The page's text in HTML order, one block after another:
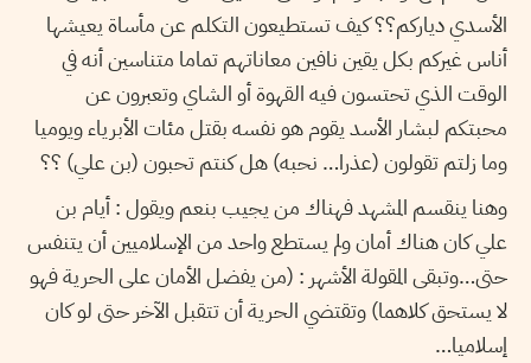
الأسدي دياركم؟؟ كيف تستطيعون التكلم عن مأساة يعيشها
أناس غيركم بكل يقين نافين معاناتهم تماما متناسين أنه في
الوقت الذي تحتسون فيه القهوة أو الشاي وتعبرون عن
محبتكم لبشار الأسد يقوم هو نفسه بقتل مئات الأبرياء ويوميا
وما زلتم تقولون (عذرا… نحبه) هل كنتم تحبون (بن علي) ؟؟
وهنا ينقسم المشهد فهناك من يجيب بنعم ويقول : أيام بن
علي كان هناك أمان ولم يستطع واحد من الإسلاميين أن يتنفس
حتى…وتبقى المقولة الأشهر : (من يفضل الأمان على الحرية فهو
لا يستحق كلاهما) وتقتضي الحرية أن تتقبل الآخر حتى لو كان
إسلاميا…